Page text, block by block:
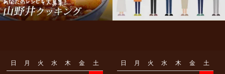
商
品
ン
グ
日 月 火 水 木 金 土 日 月 火 水 木 金 土